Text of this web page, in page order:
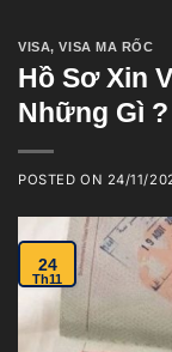
VISA,VISA MA RỐC
Hồ Sơ Xin
Những Gì ?
POSTED ON 24/11/
24
Th11